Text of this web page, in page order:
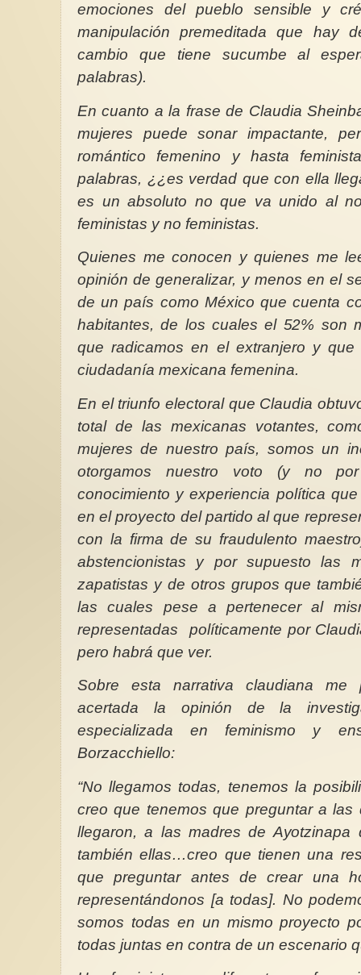
emociones del pueblo sensible y
manipulación premeditada que hay
cambio que tiene sucumbe al
palabras).
En cuanto a la frase de Claudia
mujeres puede sonar impactante,
romántico femenino y hasta
palabras, ¿¿es verdad que con ella
es un absoluto no que va unido al
feministas y no feministas.
Quienes me conocen y quienes me
opinión de generalizar, y menos en el
de un país como México que cuenta
habitantes, de los cuales el 52% son
que radicamos en el extranjero y
ciudadanía mexicana femenina.
En el triunfo electoral que Claudia
total de las mexicanas votantes,
mujeres de nuestro país, somos un
otorgamos nuestro voto (y no
conocimiento y experiencia política
en el proyecto del partido al que
con la firma de su fraudulento
abstencionistas y por supuesto las
zapatistas y de otros grupos que
las cuales pese a pertenecer al
representadas
políticamente por
pero habrá que ver.
Sobre esta narrativa claudiana me
acertada la opinión de la
especializada en feminismo y
Borzacchiello:
“No llegamos todas, tenemos la
creo que tenemos que preguntar a
llegaron, a las madres de
también ellas…creo que tienen una
que preguntar antes de crear una
representándonos [a todas]. No
somos todas en un mismo proyecto
todas juntas en contra de un escenario